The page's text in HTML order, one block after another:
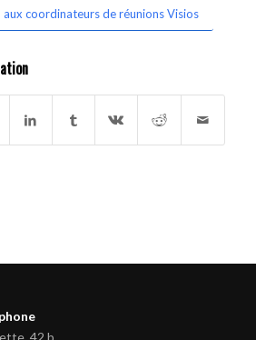
aux coordinateurs de réunions Visios
42 b